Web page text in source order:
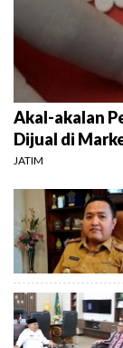
Akal-akalan
Dijual di
JATIM